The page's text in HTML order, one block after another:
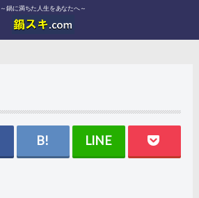
～鍋に満ちた人生をあなたへ～